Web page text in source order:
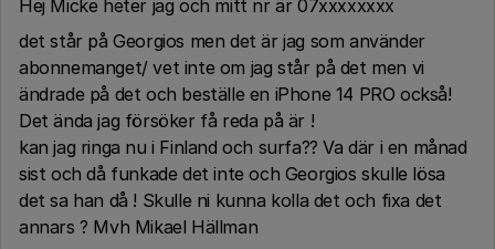
Hej Micke heter jag och mitt nr är 07xxxxxxxx
det står på Georgios men det är jag som använder
abonnemanget/ vet inte om jag står på det men vi
ändrade på det och beställe en iPhone 14 PRO också!
Det ända jag försöker få reda på är !
kan jag ringa nu i Finland och surfa?? Va där i en månad
sist och då funkade det inte och Georgios skulle lösa
det sa han då ! Skulle ni kunna kolla det och fixa det
annars ? Mvh Mikael Hällman